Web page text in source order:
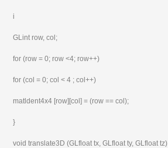
i
GLint row, col;
for (row = 0; row <4; row++)
for (col = 0; col < 4 ; col++)
matldent4x4 [row][col] = (row == col);
}
void translate3D (GLfloat tx, GLfloat ty, GLfloat tz)